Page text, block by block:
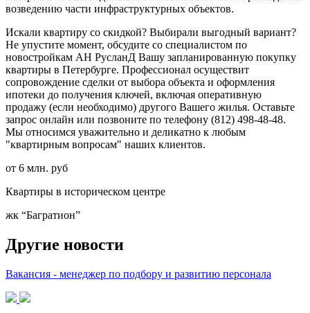
возведению части инфраструктурных объектов.
Искали квартиру со скидкой? Выбирали выгодный вариант?
Не упустите момент, обсудите со специалистом по
новостройкам АН РусланД Вашу запланированную покупку
квартиры в Петербурге. Профессионал осуществит
сопровождение сделки от выбора объекта и оформления
ипотеки до получения ключей, включая оперативную
продажу (если необходимо) другого Вашего жилья. Оставьте
запрос онлайн или позвоните по телефону (812) 498-48-48.
Мы относимся уважительно и деликатно к любым
"квартирным вопросам" наших клиентов.
от 6 млн. руб
Квартиры в историческом центре
жк “Багратион”
Другие новости
Вакансия - менеджер по подбору и развитию персонала